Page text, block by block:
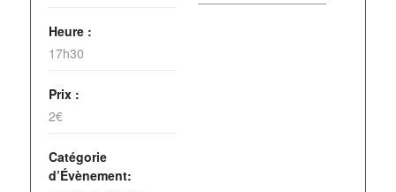
Heure :
17h30
Prix :
2€
Catégorie
d’Évènement: